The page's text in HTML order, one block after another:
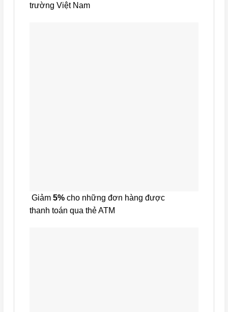
trường Việt Nam
Giảm 5% cho những đơn hàng được
thanh toán qua thẻ ATM